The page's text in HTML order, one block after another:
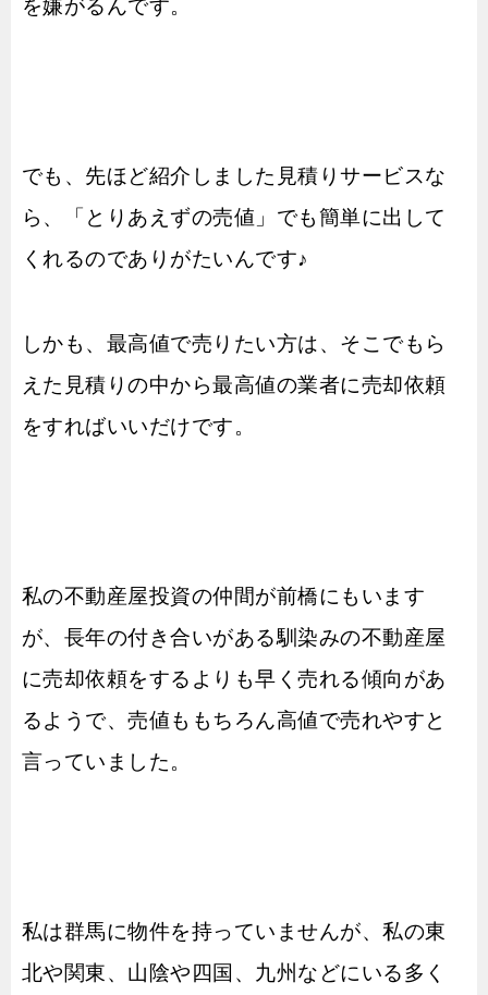
を嫌がるんです。
でも、先ほど紹介しました見積りサービスな
ら、「とりあえずの売値」でも簡単に出して
くれるのでありがたいんです♪
しかも、最高値で売りたい方は、そこでもら
えた見積りの中から最高値の業者に売却依頼
をすればいいだけです。
私の不動産屋投資の仲間が前橋にもいます
が、長年の付き合いがある馴染みの不動産屋
に売却依頼をするよりも早く売れる傾向があ
るようで、売値ももちろん高値で売れやすと
言っていました。
私は群馬に物件を持っていませんが、私の東
北や関東、山陰や四国、九州などにいる多く